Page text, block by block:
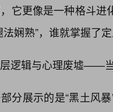
它更像是一种格斗
法娴熟”，谁就掌握了
逻辑与心理废墟——
分展示的是“黑土风